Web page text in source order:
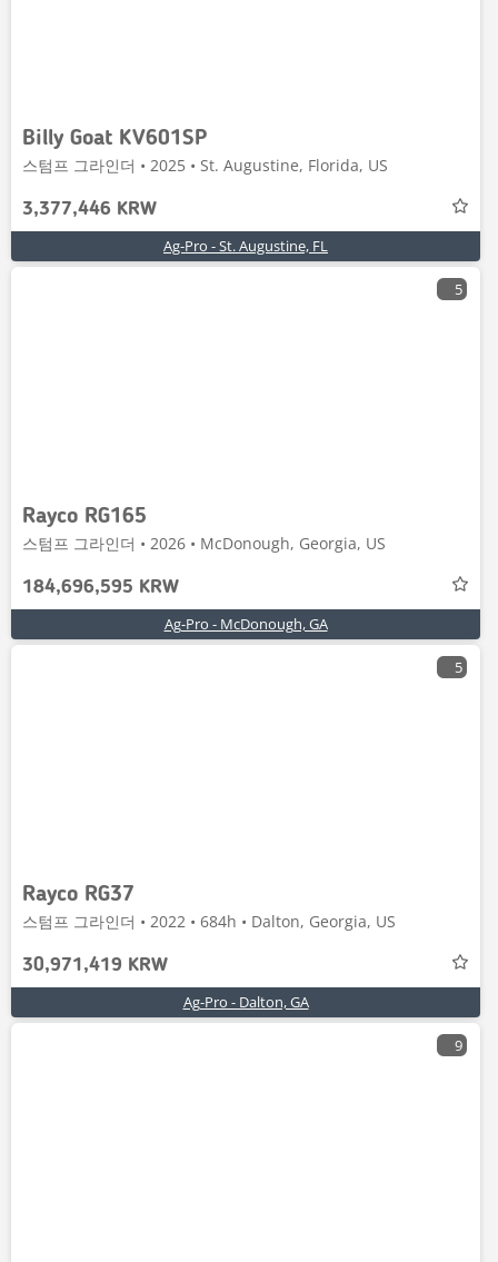
Billy Goat KV601SP
스텀프 그라인더 • 2025 • St. Augustine, Florida, US
3,377,446 KRW
Ag-Pro - St. Augustine, FL
5
Rayco RG165
스텀프 그라인더 • 2026 • McDonough, Georgia, US
184,696,595 KRW
Ag-Pro - McDonough, GA
5
Rayco RG37
스텀프 그라인더 • 2022 • 684h • Dalton, Georgia, US
30,971,419 KRW
Ag-Pro - Dalton, GA
9